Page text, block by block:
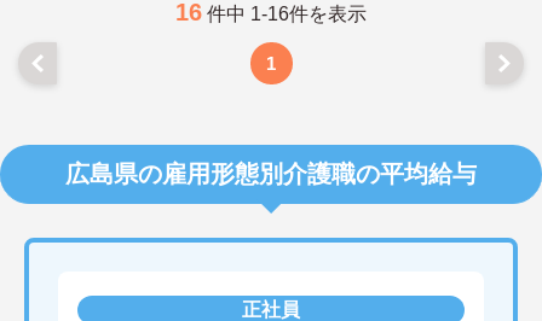
16 件中 1-16件を表示
1
広島県の雇用形態別介護職の平均給与
正社員